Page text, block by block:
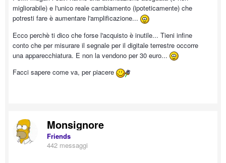
migliorabile) e l'unico reale cambiamento (ipoteticamente) che
potresti fare è aumentare l'amplificazione...
Ecco perchè ti dico che forse l'acquisto è inutile... Tieni infine
conto che per misurare il segnale per il digitale terrestre occorre
una apparecchiatura. E non la vendono per 30 euro...
Facci sapere come va, per piacere
Monsignore
Friends
442 messaggi